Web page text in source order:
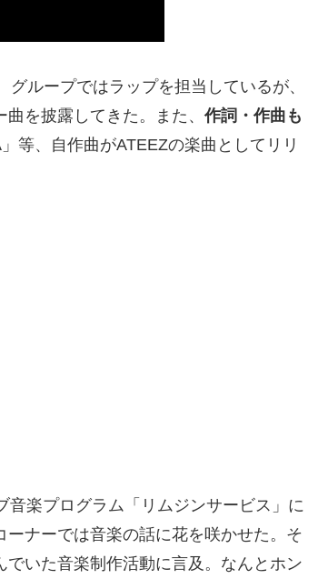
ループではラップを担当しているが、
を披露してきた。また、 作詞・作曲も
等、自作曲がATEEZの楽曲としてリリ
楽プログラム「リムジンサービス」に
ナーでは音楽の話に花を咲かせた。そ
いた音楽制作活動に言及。なんとホン